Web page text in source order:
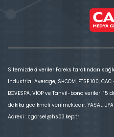
Sitemizdeki veriler Foreks tarafından
Industrial Average, SHCOM, FTSE 100,
BOVESPA, VİOP ve Tahvil-bono verileri 15
dakika gecikmeli verilmektedir. YASAL
Adresi : cgorsel@hs03.kep.tr